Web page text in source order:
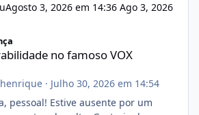
Agosto 3, 2026 em 14:36 Ago 3, 2026
VOX
no famoso VOX
· Julho 30, 2026 em 14:54
pessoal! Estive ausente por um